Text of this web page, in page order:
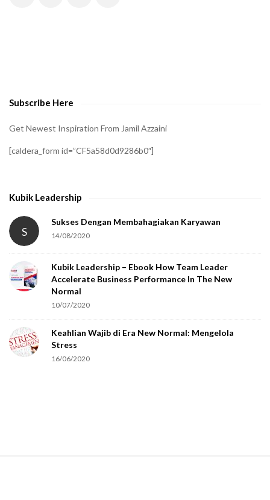
Subscribe Here
Get Newest Inspiration From Jamil Azzaini
[caldera_form id=”CF5a58d0d9286b0″]
Kubik Leadership
S
Sukses Dengan Membahagiakan Karyawan
14/08/2020
Kubik Leadership – Ebook How Team Leader
Accelerate Business Performance In The New
Normal
10/07/2020
Keahlian Wajib di Era New Normal: Mengelola
Stress
16/06/2020